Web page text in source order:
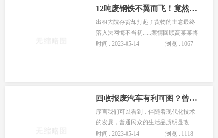
12吨废钢铁不翼而飞！竟然是有人偷了“自家院子”！
出租大院存货却打起了货物的主意最终
落入法网悔不当初......案情回顾高某某将
自家大院出租给某公司用来存放废旧钢
时间 : 2023-05-14 浏览 : 1067
回收报废汽车有利可图？曾被视为废铁，今可卖上万，许多人却忽略
序言我们可以看到，伴随着现代化技术
的发展，普通民众的生活品质明显改
善。最直观的体现就是，不管是城市居
时间 : 2023-05-14 浏览 : 1118